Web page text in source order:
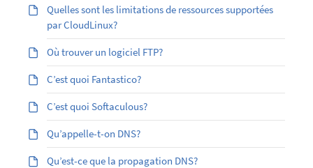
Quelles sont les limitations de ressources supportées
par CloudLinux?
Où trouver un logiciel FTP?
C’est quoi Fantastico?
C’est quoi Softaculous?
Qu’appelle-t-on DNS?
Qu’est-ce que la propagation DNS?